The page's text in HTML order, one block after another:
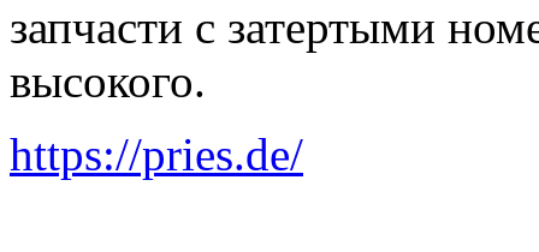
запчасти с затертыми
высокого.
https://pries.de/